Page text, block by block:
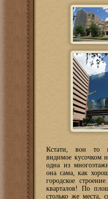
Кстати, вон то
видимое кусочком
одна из
она сама, как
городское
кварталов! По
столько же места,